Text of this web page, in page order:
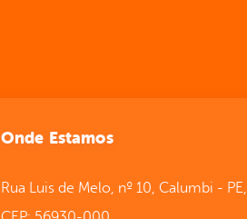
Onde Estamos
Rua Luis de Melo, nº 10, Calumbi - PE,